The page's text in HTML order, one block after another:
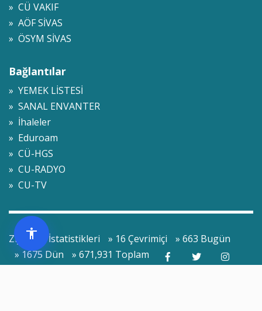
» CÜ VAKIF
» AÖF SİVAS
» ÖSYM SİVAS
Bağlantılar
» YEMEK LİSTESİ
» SANAL ENVANTER
» İhaleler
» Eduroam
» CÜ-HGS
» CU-RADYO
» CU-TV
Ziyaretçi İstatistikleri » 16 Çevrimiçi
» 663 Bugün
» 1675 Dün
» 671,931 Toplam